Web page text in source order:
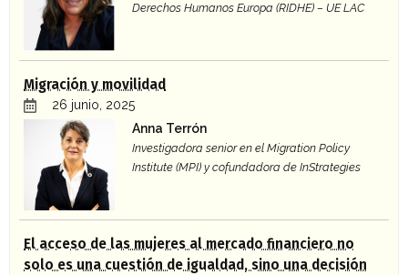
Derechos Humanos Europa (RIDHE) – UE LAC
Migración y movilidad
26 junio, 2025
Anna Terrón
Investigadora senior en el Migration Policy
Institute (MPI) y cofundadora de InStrategies
El acceso de las mujeres al mercado financiero no
solo es una cuestión de igualdad, sino una decisión